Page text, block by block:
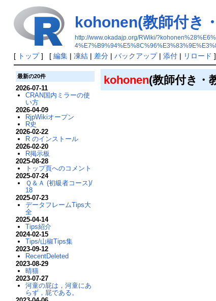
kohonen(教師付き
http://www.okadajp.org/RWiki/
[ トップ] [ 編集| 凍結| 差分| バックアップ| 添付| リロード
kohonen(教師付き・
最新の20件
2026-07-11
CRAN国内ミラーの使
い方
2026-04-09
RjpWikiオープン
R史
2026-02-22
R のインストール
2026-02-20
R掲示板
2025-08-28
トップ頁へのコメント
2025-07-24
Ｑ＆Ａ (初級者コース)/
18
2025-07-23
データフレームTips大
全
2025-04-14
Tips紹介
2024-02-15
Tips/山椒Tips集
2023-09-12
RecentDeleted
2023-08-29
晴猫
2023-07-27
河童の屁は，河童にあ
らず，屁である。